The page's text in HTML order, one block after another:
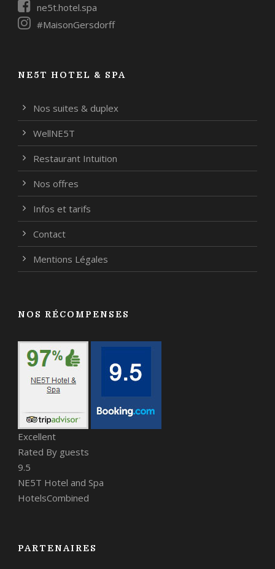
ne5t.hotel.spa
#MaisonGersdorff
NE5T HOTEL & SPA
Nos suites & duplex
WellNE5T
Restaurant Intuition
Nos offres
Infos et tarifs
Contact
Mentions Légales
NOS RÉCOMPENSES
Excellent
Rated By guests
9.5
NE5T Hotel and Spa
HotelsCombined
PARTENAIRES